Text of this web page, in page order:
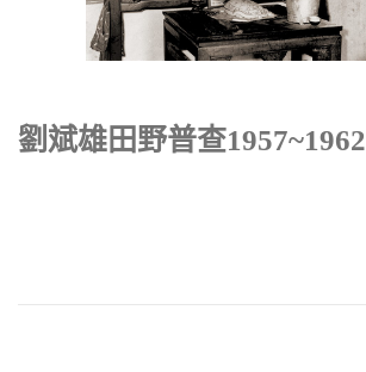
劉斌雄田野普查1957~1962